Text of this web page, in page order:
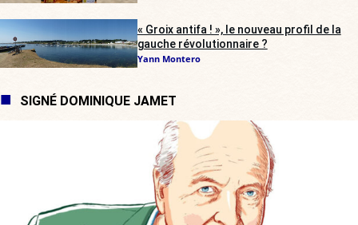
« Groix antifa ! », le nouveau profil de la
gauche révolutionnaire ?
Yann Montero
SIGNÉ DOMINIQUE JAMET